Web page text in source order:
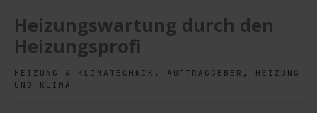
Heizungswartung durch den
Heizungsprofi
HEIZUNG & KLIMATECHNIK , AUFTRAGGEBER ,
HEIZUNG
UND KLIMA